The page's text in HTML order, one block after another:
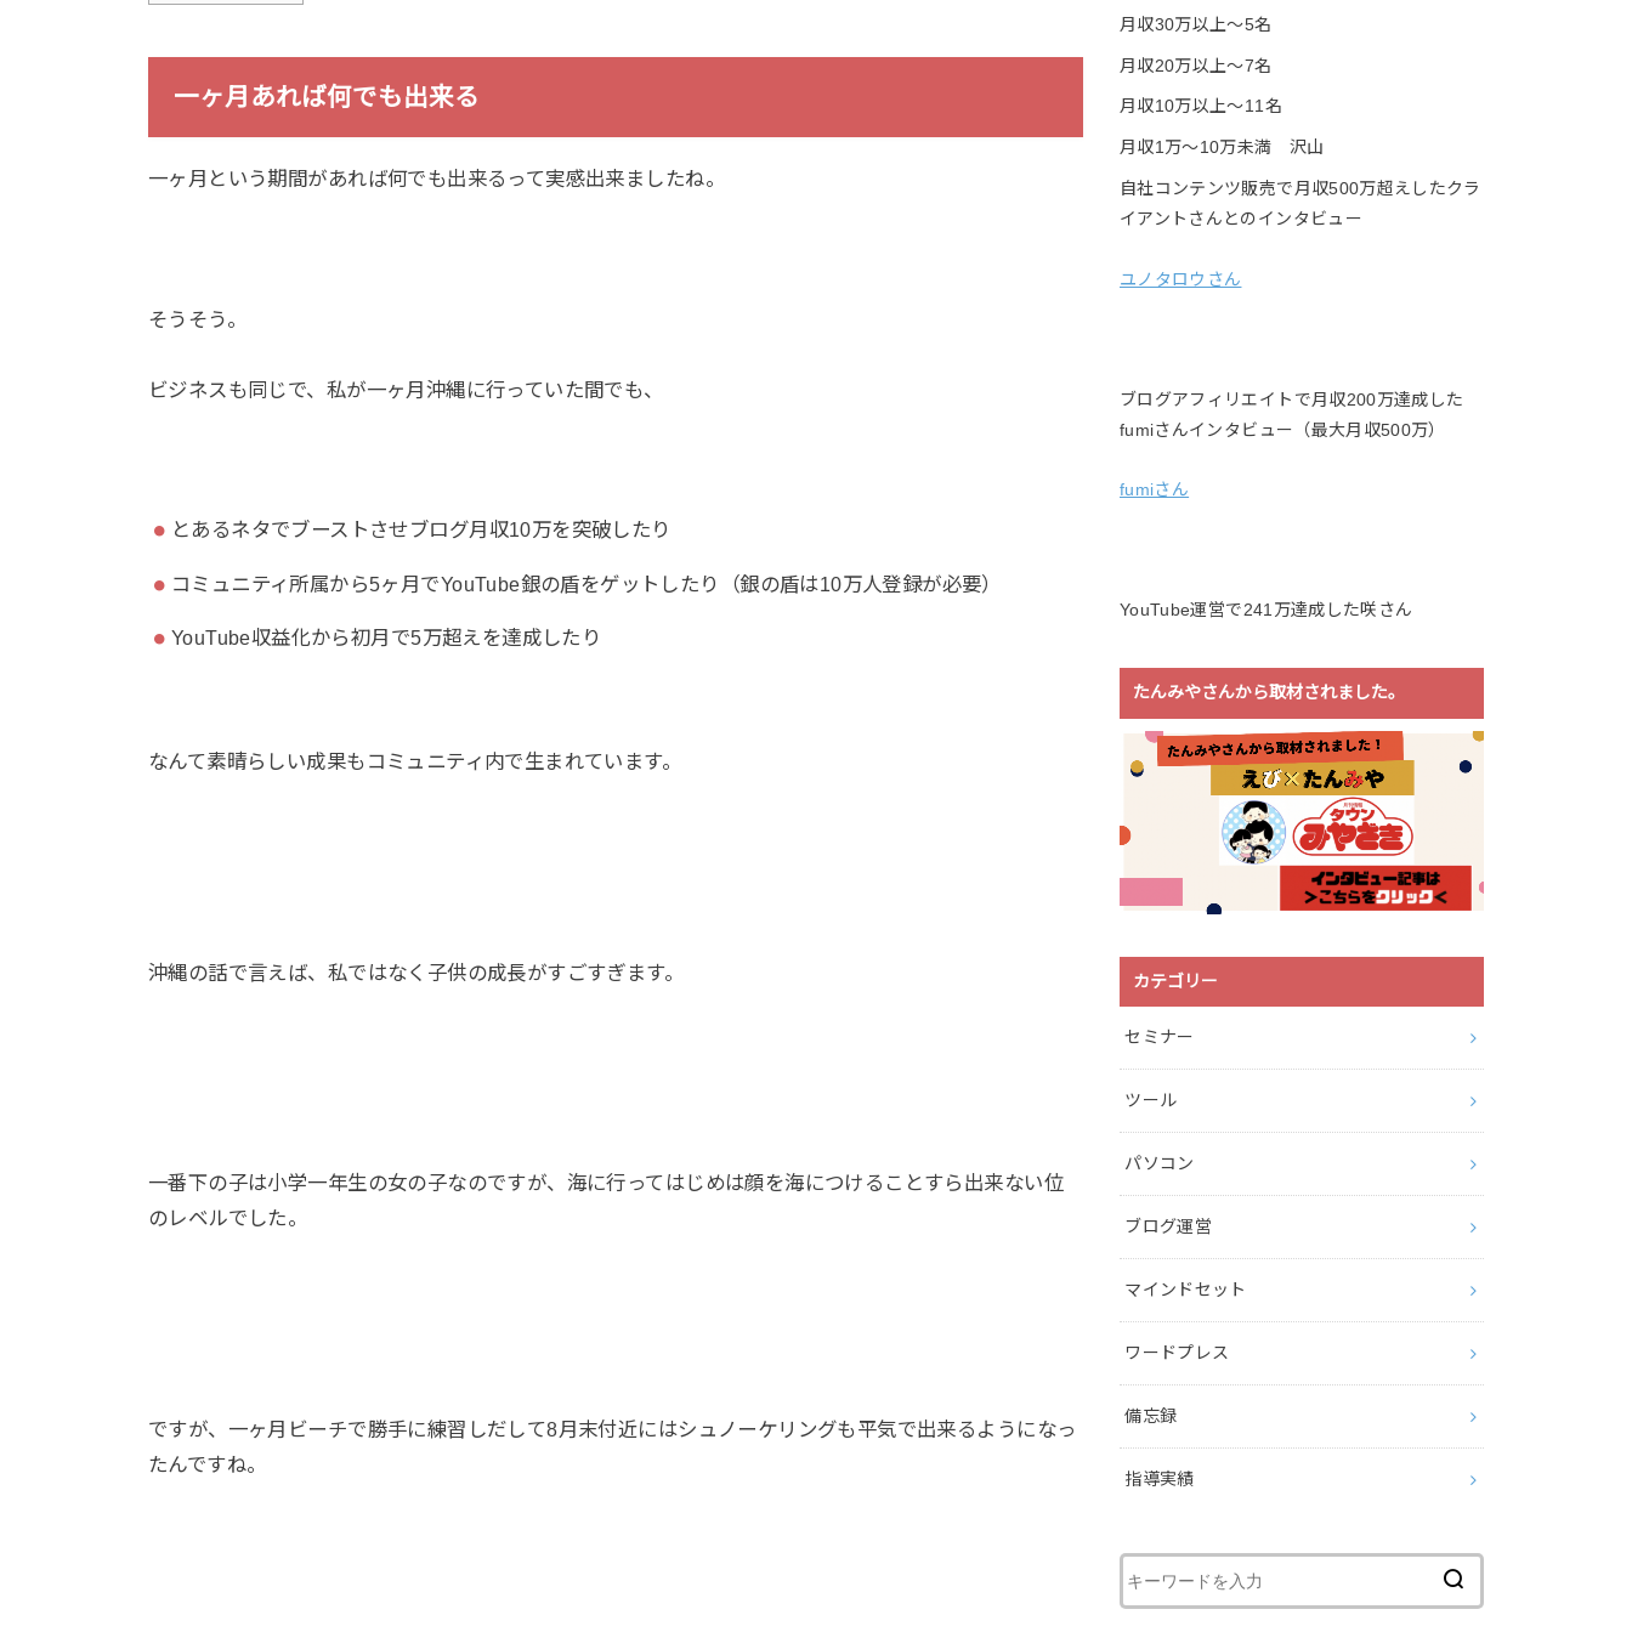
一ヶ月あれば何でも出来る
一ヶ月という期間があれば何でも出来るって実感出来ましたね。
そうそう。
ビジネスも同じで、私が一ヶ月沖縄に行っていた間でも、
とあるネタでブーストさせブログ月収10万を突破したり
コミュニティ所属から5ヶ月でYouTube銀の盾をゲットしたり（銀の盾は10万人登録が必要）
YouTube収益化から初月で5万超えを達成したり
なんて素晴らしい成果もコミュニティ内で生まれています。
沖縄の話で言えば、私ではなく子供の成長がすごすぎます。
一番下の子は小学一年生の女の子なのですが、海に行ってはじめは顔を海につけることすら出来ない位
のレベルでした。
ですが、一ヶ月ビーチで勝手に練習しだして8月末付近にはシュノーケリングも平気で出来るようになっ
たんですね。
月収30万以上〜5名
月収20万以上〜7名
月収10万以上〜11名
月収1万〜10万未満 沢山
自社コンテンツ販売で月収500万超えしたクラ
イアントさんとのインタビュー
ユノタロウさん
ブログアフィリエイトで月収200万達成した
fumiさんインタビュー（最大月収500万）
fumiさん
YouTube運営で241万達成した咲さん
たんみやさんから取材されました。
カテゴリー
セミナー
ツール
パソコン
ブログ運営
マインドセット
ワードプレス
備忘録
指導実績